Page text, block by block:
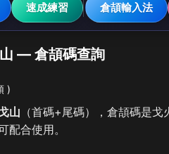
速成練習 倉頡輸入法
山 — 倉頡碼查詢
)
山 （首碼+尾碼），倉頡碼是
配合使用。